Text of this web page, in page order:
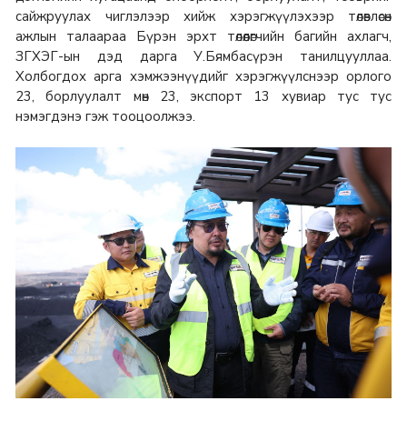
сайжруулах чиглэлээр хийж хэрэгжүүлэхээр төлөвлөсөн
ажлын талаараа Бүрэн эрхт төлөөлөгчийн багийн ахлагч,
ЗГХЭГ-ын дэд дарга У.Бямбасүрэн танилцууллаа.
Холбогдох арга хэмжээнүүдийг хэрэгжүүлснээр орлого
23, борлуулалт мөн 23, экспорт 13 хувиар тус тус
нэмэгдэнэ гэж тооцоолжээ.